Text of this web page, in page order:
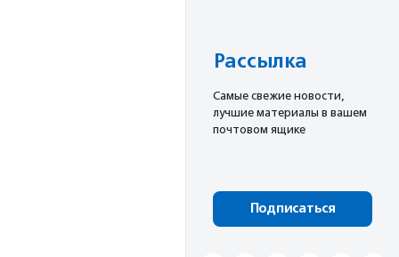
Рассылка
Cамые свежие новости,
лучшие материалы в вашем
почтовом ящике
Подписаться